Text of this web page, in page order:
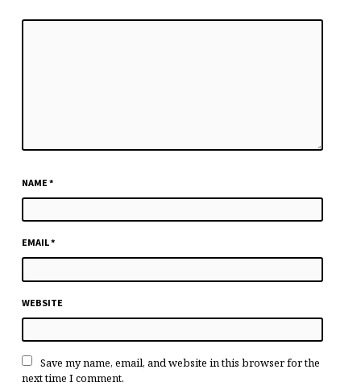
NAME *
EMAIL*
WEBSITE
Save my name, email, and website in this browser for the
next time I comment.